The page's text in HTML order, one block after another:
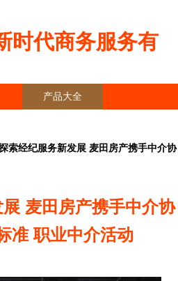
时代商务服务有
产品大全
索经纪服务新发展 麦田房产携手中介协
麦田房产携手中介协
准 职业中介活动